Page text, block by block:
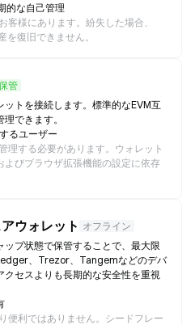
的な自己管理
様にあります。紛失した場合、
復旧できません。
管
トを接続します。標準的なEVM互
できます。
るユーザー
理する必要があります。ウォレット
びブラウザ拡張機能の設定に依存
ウォレット オフライン
プ状態で保管することで、最大限
、Trezor、Tangemなどのデバ
クセスよりも長期的な安全性を重視
便利ではありません。シードフレー